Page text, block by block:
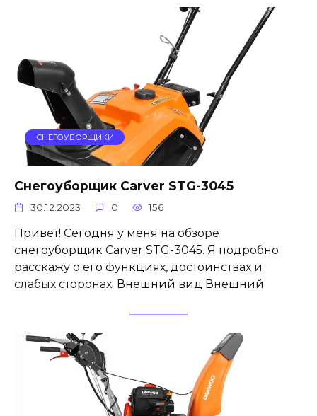
СНЕГОУБОРЩИКИ
Снегоуборщик Carver STG-3045
30.12.2023 0 156
Привет! Сегодня у меня на обзоре
снегоуборщик Carver STG-3045. Я подробно
расскажу о его функциях, достоинствах и
слабых сторонах. Внешний вид Внешний